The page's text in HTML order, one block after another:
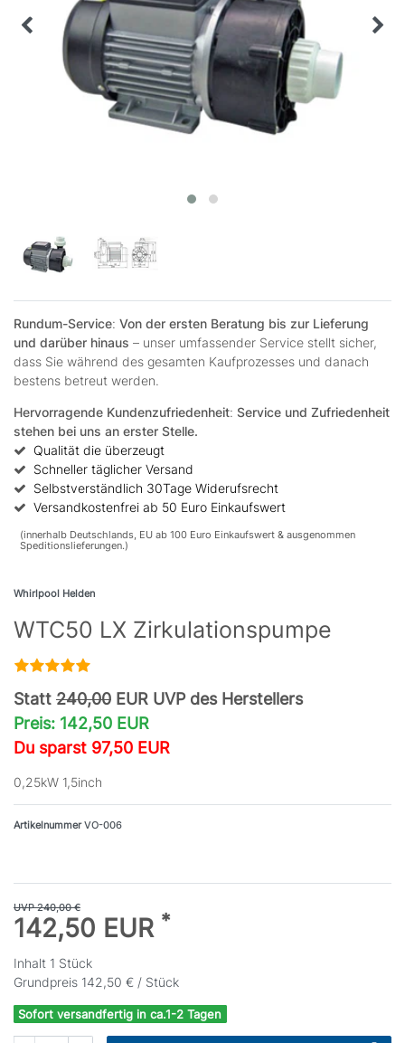
Rundum-Service: Von der ersten Beratung bis zur Lieferung
und darüber hinaus – unser umfassender Service stellt sicher,
dass Sie während des gesamten Kaufprozesses und danach
bestens betreut werden.
Hervorragende Kundenzufriedenheit: Service und Zufriedenheit
stehen bei uns an erster Stelle.
Qualität die überzeugt
Schneller täglicher Versand
Selbstverständlich 30Tage Widerufsrecht
Versandkostenfrei ab 50 Euro Einkaufswert
(innerhalb Deutschlands, EU ab 100 Euro Einkaufswert & ausgenommen
Speditionslieferungen.)
Whirlpool Helden
WTC50 LX Zirkulationspumpe
Statt 240,00 EUR UVP des Herstellers
Preis: 142,50 EUR
Du sparst 97,50 EUR
0,25kW 1,5inch
ArtikelnummerVO-006
UVP 240,00 €
142,50 EUR *
Inhalt 1 Stück
Grundpreis 142,50 € / Stück
Sofort versandfertig in ca.1-2 Tagen